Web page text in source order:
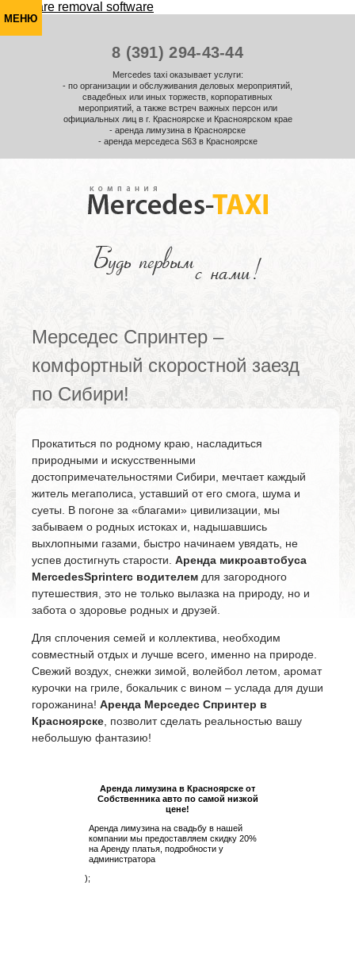
МЕНЮ
8 (391) 294-43-44
Mercedes taxi оказывает услуги:
- по организации и обслуживания деловых мероприятий,
свадебных или иных торжеств, корпоративных
мероприятий, а также встреч важных персон или
официальных лиц в г. Красноярске и Красноярском крае
- аренда лимузина в Красноярске
- аренда мерседеса S63 в Красноярске
Аренда лимузина в Красноярске от
Собственника авто по самой низкой
цене!
Аренда лимузина на свадьбу в нашей
компании мы предоставляем скидку 20%
на Аренду платья, подробности у
администратора
);
Мерседес Спринтер –
комфортный скоростной заезд
по Сибири!
Прокатиться по родному краю, насладиться
природными и искусственными
достопримечательностями Сибири, мечтает каждый
житель мегаполиса, уставший от его смога, шума и
суеты. В погоне за «благами» цивилизации, мы
забываем о родных истоках и, надышавшись
выхлопными газами, быстро начинаем увядать, не
успев достигнуть старости. Аренда микроавтобуса
MercedesSprinterс водителем для загородного
путешествия, это не только вылазка на природу, но и
забота о здоровье родных и друзей.
Для сплочения семей и коллектива, необходим
совместный отдых и лучше всего, именно на природе.
Свежий воздух, снежки зимой, волейбол летом, аромат
курочки на гриле, бокальчик с вином – услада для души
горожанина! Аренда Мерседес Спринтер в
Красноярске , позволит сделать реальностью вашу
небольшую фантазию!